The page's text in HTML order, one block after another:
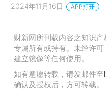
2024年11月16日 APP打开
财新网所刊载内容之知识
专属所有或持有。未经许
建立镜像等任何使用。
如有意愿转载，请发邮件至
确认及授权后，方可转载。